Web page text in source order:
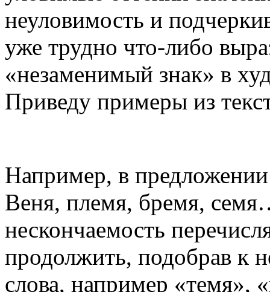
неуловимость и
уже трудно что-либо
«незаменимый знак» в
Приведу примеры из
Например, в
Веня, племя, бремя,
нескончаемость
продолжить, подобрав к
слова, например «темя»,